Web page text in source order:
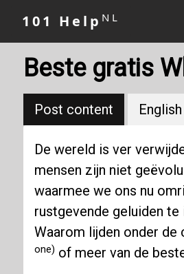
101 Help NL
Beste gratis
Post content English
De wereld is ver
mensen zijn niet
waarmee we ons nu
rustgevende geluiden te
Waarom lijden onder de
one) of meer van de